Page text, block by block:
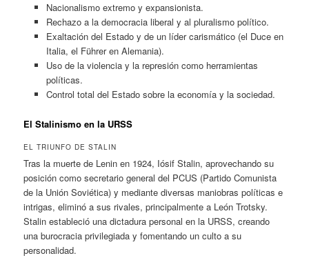
Nacionalismo extremo y expansionista.
Rechazo a la democracia liberal y al pluralismo político.
Exaltación del Estado y de un líder carismático (el Duce en
Italia, el Führer en Alemania).
Uso de la violencia y la represión como herramientas
políticas.
Control total del Estado sobre la economía y la sociedad.
El Stalinismo en la URSS
EL TRIUNFO DE STALIN
Tras la muerte de Lenin en 1924, Iósif Stalin, aprovechando su
posición como secretario general del PCUS (Partido Comunista
de la Unión Soviética) y mediante diversas maniobras políticas e
intrigas, eliminó a sus rivales, principalmente a León Trotsky.
Stalin estableció una dictadura personal en la URSS, creando
una burocracia privilegiada y fomentando un culto a su
personalidad.